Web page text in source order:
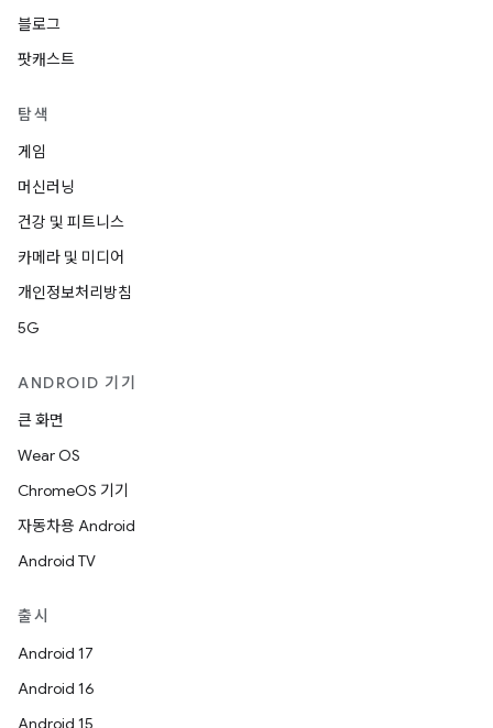
블로그
팟캐스트
탐색
게임
머신러닝
건강 및 피트니스
카메라 및 미디어
개인정보처리방침
5G
ANDROID 기기
큰 화면
Wear OS
ChromeOS 기기
자동차용 Android
Android TV
출시
Android 17
Android 16
Android 15